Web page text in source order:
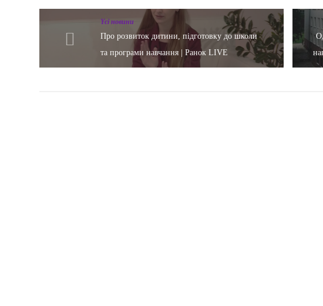
Yсі новини
Про розвиток дитини, підготовку до школи
та програми навчання | Ранок LIVE